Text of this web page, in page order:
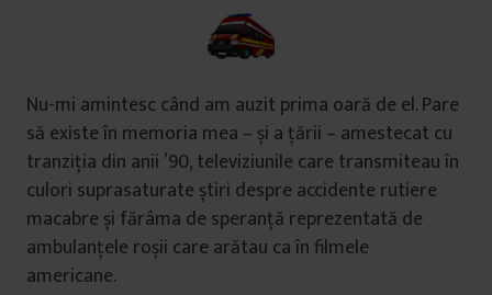
Nu-mi amintesc când am auzit prima oară de el. Pare
să existe în memoria mea – și a țării – amestecat cu
tranziția din anii ’90, televiziunile care transmiteau în
culori suprasaturate știri despre accidente rutiere
macabre și fărâma de speranță reprezentată de
ambulanțele roșii care arătau ca în filmele
americane.